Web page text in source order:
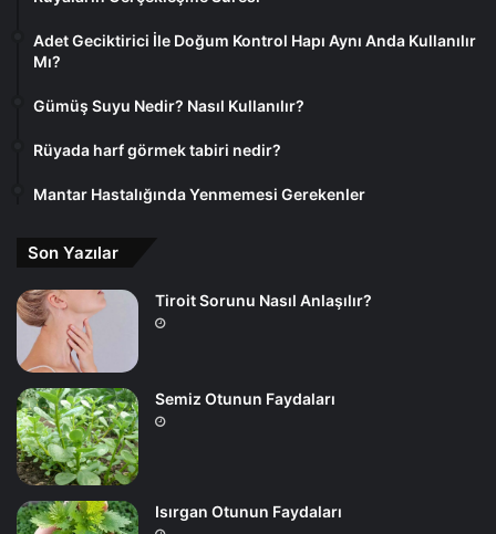
Adet Geciktirici İle Doğum Kontrol Hapı Aynı Anda Kullanılır
Mı?
Gümüş Suyu Nedir? Nasıl Kullanılır?
Rüyada harf görmek tabiri nedir?
Mantar Hastalığında Yenmemesi Gerekenler
Son Yazılar
Tiroit Sorunu Nasıl Anlaşılır?
Semiz Otunun Faydaları
Isırgan Otunun Faydaları